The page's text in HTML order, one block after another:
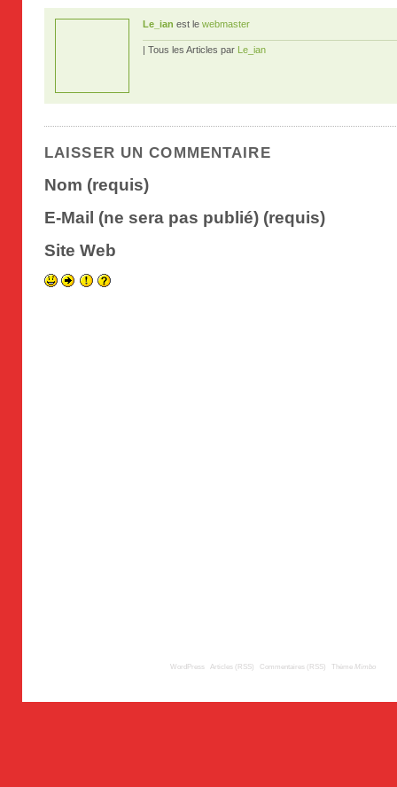
Le_ian est le webmaster
| Tous les Articles par Le_ian
LAISSER UN COMMENTAIRE
Nom (requis)
E-Mail (ne sera pas publié) (requis)
Site Web
WordPress Articles (RSS) Commentaires (RSS) Thème Mimbo